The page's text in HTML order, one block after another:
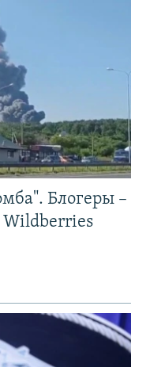
Блогеры –
Wildberries